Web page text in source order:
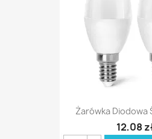
Żarówka Diodowa
12,08